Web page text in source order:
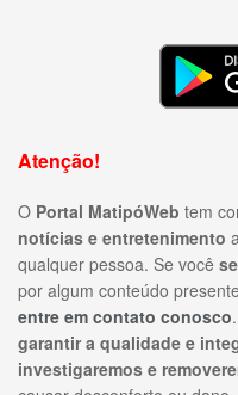
Atenção!
O Portal MatipóWeb tem
notícias e entretenimento
qualquer pessoa. Se você
por algum conteúdo
entre em contato conosco
garantir a qualidade e
investigaremos e